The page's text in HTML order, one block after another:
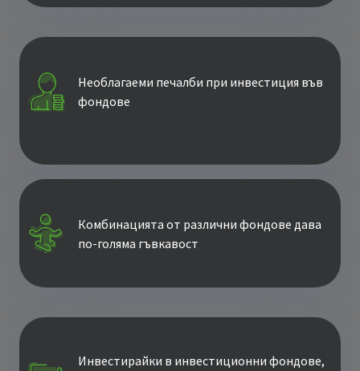
Необлагаеми печалби при инвестиция във
фондове
Комбинацията от различни фондове дава
по-голяма гъвкавост
Инвестирайки в инвестиционни фондове,